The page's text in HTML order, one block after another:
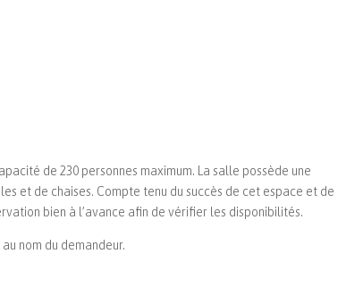
de 230 personnes maximum. La salle possède une
et de chaises. Compte tenu du succès de cet espace et de
bien à l’avance afin de vérifier les disponibilités.
nom du demandeur.